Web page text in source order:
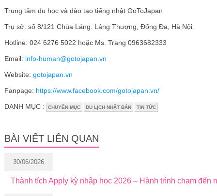
Trung tâm du học và đào tạo tiếng nhật GoToJapan
Trụ sở: số 8/121 Chùa Láng. Láng Thượng, Đống Đa, Hà Nội.
Hotline: 024 6276 5022 hoặc Ms. Trang 0963682333
Email: info-human@gotojapan.vn
Website: gotojapan.vn
Fanpage: https://www.facebook.com/gotojapan.vn/
DANH MỤC : CHUYÊN MỤC DU LỊCH NHẬT BẢN TIN TỨC
BÀI VIẾT LIÊN QUAN
30/06/2026
Thành tích Apply kỳ nhập học 2026 – Hành trình chạm đến